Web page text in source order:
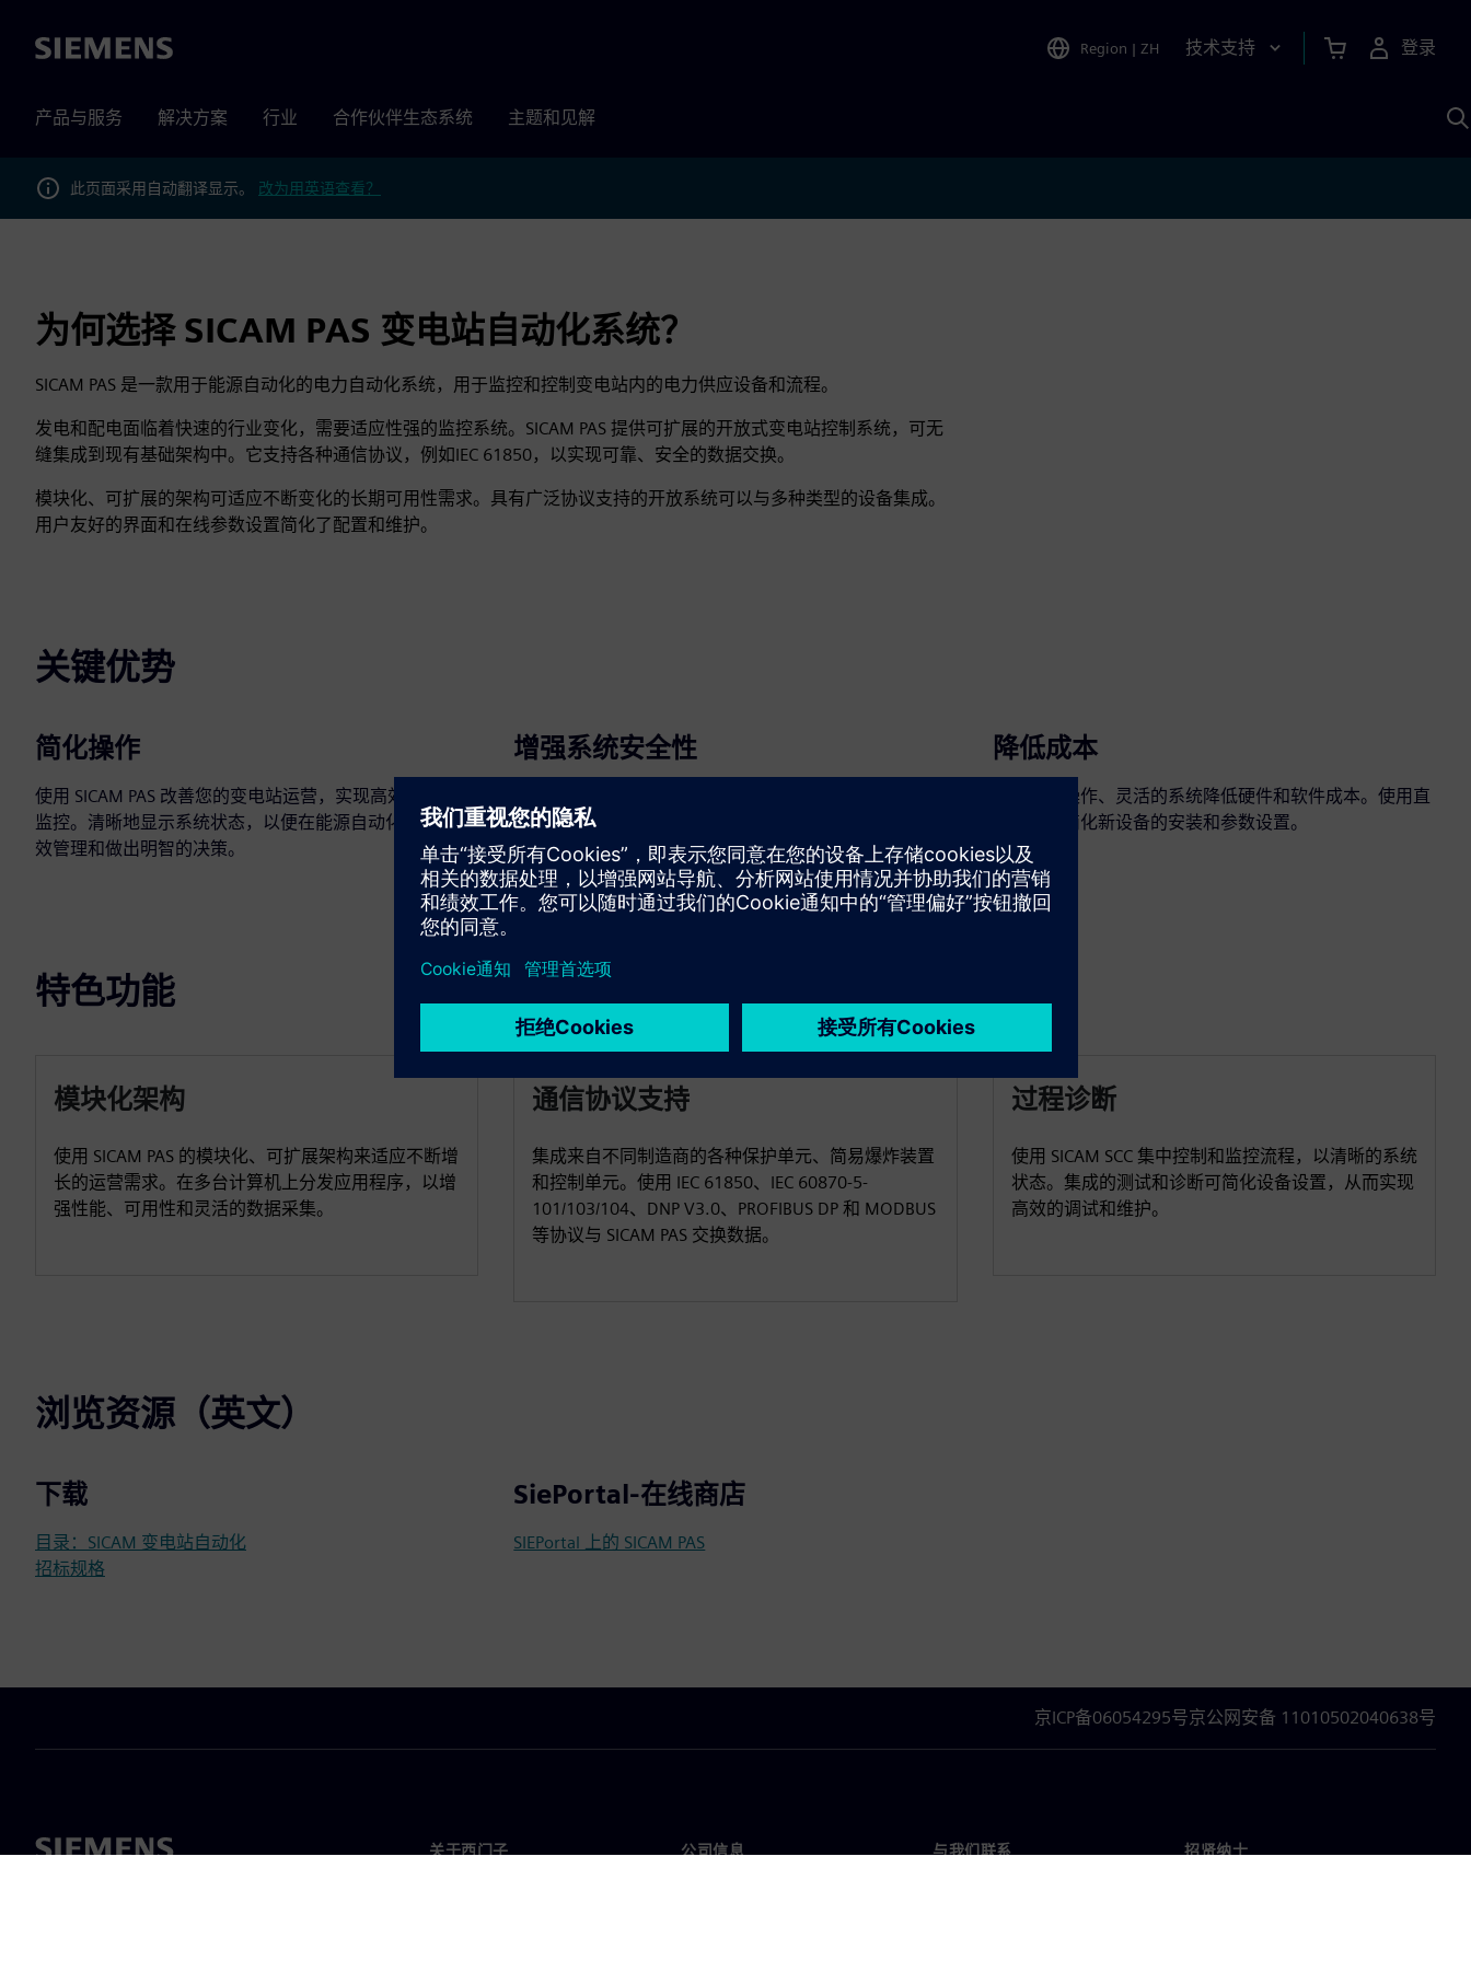
Siemens Region | ZH 技术支持 登录
产品与服务 解决方案 行业 合作伙伴生态系统 主题和见解
此页面采用自动翻译显示。 改为用英语查看？
为何选择 SICAM PAS 变电站自动化系统？
SICAM PAS 是一款用于能源自动化的电力自动化系统，用于监控和控制变电站内的电力供应设备和流程。
发电和配电面临着快速的行业变化，需要适应性强的监控系统。SICAM PAS 提供可扩展的开放式变电站控制系统，可无
缝集成到现有基础架构中。它支持各种通信协议，例如IEC 61850，以实现可靠、安全的数据交换。
模块化、可扩展的架构可适应不断变化的长期可用性需求。具有广泛协议支持的开放系统可以与多种类型的设备集成。
用户友好的界面和在线参数设置简化了配置和维护。
关键优势
简化操作
使用 SICAM PAS 改善您的变电站运营，实现高效的控制和
监控。清晰地显示系统状态，以便在能源自动化中进行有
效管理和做出明智的决策。
增强系统安全性
信。使用强大的数据传输和非对称加密来保护您的关键基
础设施。
降低成本
通过易于操作、灵活的系统降低硬件和软件成本。使用直
观的界面简化新设备的安装和参数设置。
特色功能
模块化架构
使用 SICAM PAS 的模块化、可扩展架构来适应不断增
长的运营需求。在多台计算机上分发应用程序，以增
强性能、可用性和灵活的数据采集。
通信协议支持
集成来自不同制造商的各种保护单元、简易爆炸装置
和控制单元。使用 IEC 61850、IEC 60870-5-
101/103/104、DNP V3.0、PROFIBUS DP 和 MODBUS
等协议与 SICAM PAS 交换数据。
过程诊断
使用 SICAM SCC 集中控制和监控流程，以清晰的系统
状态。集成的测试和诊断可简化设备设置，从而实现
高效的调试和维护。
浏览资源（英文）
下载
目录：SICAM 变电站自动化
招标规格
SiePortal-在线商店
SIEPortal 上的 SICAM PAS
京ICP备06054295号京公网安备 11010502040638号
关于西门子 公司信息 与我们联系 招贤纳士